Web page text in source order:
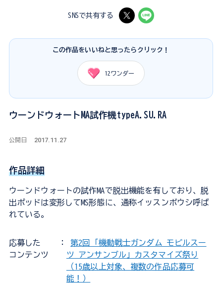
SNSで共有する
この作品をいいねと思ったらクリック！
12 ワンダー
ウーンドウォートMA試作機typeA.SU.RA
公開日 2017.11.27
作品詳細
ウーンドウォートの試作MAで脱出機能を有しており、脱
出ポッドは変形してMS形態に、通称イッスンボウシ呼ば
れている。
応募した
コンテンツ
：第2回「機動戦士ガンダム モビルスー
ツ アンサンブル」カスタマイズ祭り
（15歳以上対象、複数の作品応募可
能！）